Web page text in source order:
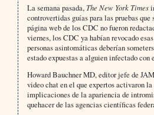
La semana pasada, The New York Times
controvertidas guías para las pruebas
página web de los CDC no fueron
viernes, los CDC ya habían revocado
personas asintomáticas deberían
estado expuestas a alguien infectado con
Howard Bauchner MD, editor jefe de
video chat en el que expertos activaron
implicaciones de la apariencia de
quehacer de las agencias científicas